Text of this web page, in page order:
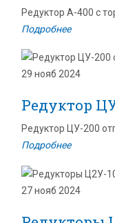
Редуктор А-400 с
Подробнее
29 нояб 2024
Редуктор
Редуктор ЦУ-200
Подробнее
27 нояб 2024